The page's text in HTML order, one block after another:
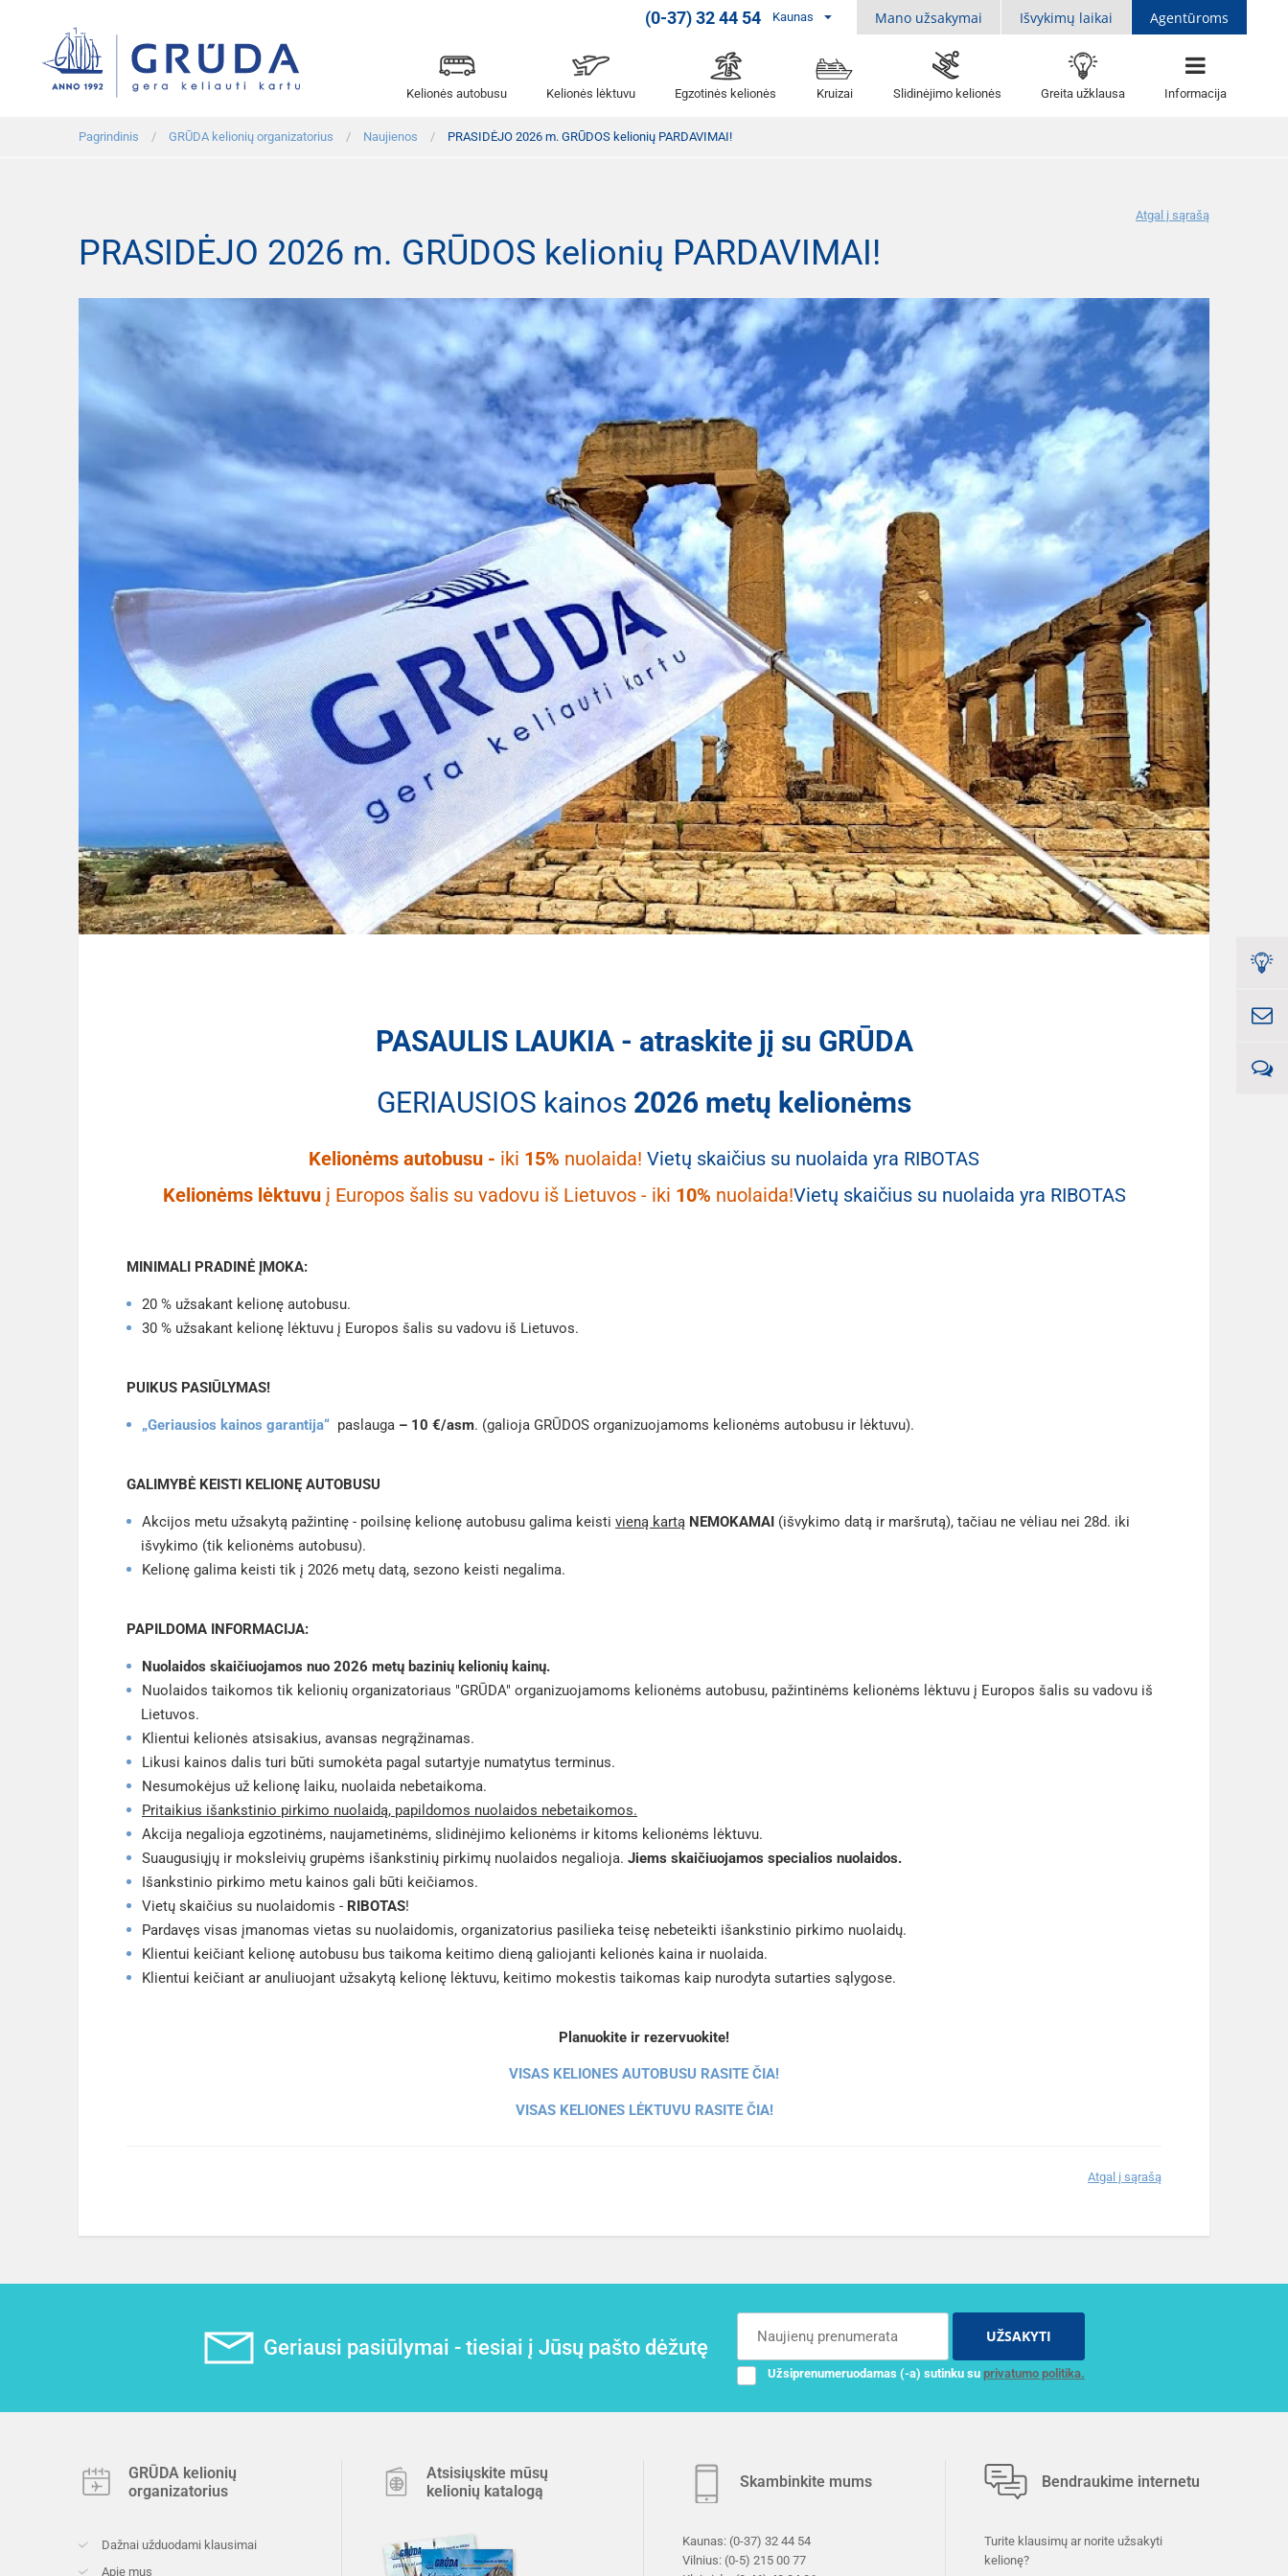
(0-37) 32 44 54 Kaunas Mano užsakymai Išvykimų laikai Agentūroms
Kelionės autobusu Kelionės lėktuvu Egzotinės kelionės Kruizai Slidinėjimo kelionės Greita užklausa Informacija
Pagrindinis GRŪDA kelionių organizatorius Naujienos PRASIDĖJO 2026 m. GRŪDOS kelionių PARDAVIMAI!
Atgal į sąrašą
PRASIDĖJO 2026 m. GRŪDOS kelionių PARDAVIMAI!
PASAULIS LAUKIA - atraskite jį su GRŪDA
GERIAUSIOS kainos 2026 metų kelionėms
Kelionėms autobusu - iki 15% nuolaida! Vietų skaičius su nuolaida yra RIBOTAS
Kelionėms lėktuvu į Europos šalis su vadovu iš Lietuvos - iki 10% nuolaida!Vietų skaičius su nuolaida yra RIBOTAS
MINIMALI PRADINĖ ĮMOKA:
20 % užsakant kelionę autobusu.
30 % užsakant kelionę lėktuvu į Europos šalis su vadovu iš Lietuvos.
PUIKUS PASIŪLYMAS!
„Geriausios kainos garantija“ paslauga – 10 €/asm. (galioja GRŪDOS organizuojamoms kelionėms autobusu ir lėktuvu).
GALIMYBĖ KEISTI KELIONĘ AUTOBUSU
Akcijos metu užsakytą pažintinę - poilsinę kelionę autobusu galima keisti vieną kartą NEMOKAMAI (išvykimo datą ir maršrutą), tačiau ne vėliau nei 28d. iki
išvykimo (tik kelionėms autobusu).
Kelionę galima keisti tik į 2026 metų datą, sezono keisti negalima.
PAPILDOMA INFORMACIJA:
Nuolaidos skaičiuojamos nuo 2026 metų bazinių kelionių kainų.
Nuolaidos taikomos tik kelionių organizatoriaus "GRŪDA" organizuojamoms kelionėms autobusu, pažintinėms kelionėms lėktuvu į Europos šalis su vadovu iš
Lietuvos.
Klientui kelionės atsisakius, avansas negrąžinamas.
Likusi kainos dalis turi būti sumokėta pagal sutartyje numatytus terminus.
Nesumokėjus už kelionę laiku, nuolaida nebetaikoma.
Pritaikius išankstinio pirkimo nuolaidą, papildomos nuolaidos nebetaikomos.
Akcija negalioja egzotinėms, naujametinėms, slidinėjimo kelionėms ir kitoms kelionėms lėktuvu.
Suaugusiųjų ir moksleivių grupėms išankstinių pirkimų nuolaidos negalioja. Jiems skaičiuojamos specialios nuolaidos.
Išankstinio pirkimo metu kainos gali būti keičiamos.
Vietų skaičius su nuolaidomis - RIBOTAS!
Pardavęs visas įmanomas vietas su nuolaidomis, organizatorius pasilieka teisę nebeteikti išankstinio pirkimo nuolaidų.
Klientui keičiant kelionę autobusu bus taikoma keitimo dieną galiojanti kelionės kaina ir nuolaida.
Klientui keičiant ar anuliuojant užsakytą kelionę lėktuvu, keitimo mokestis taikomas kaip nurodyta sutarties sąlygose.
Planuokite ir rezervuokite!
VISAS KELIONES AUTOBUSU RASITE ČIA!
VISAS KELIONES LĖKTUVU RASITE ČIA!
Atgal į sąrašą
Geriausi pasiūlymai - tiesiai į Jūsų pašto dėžutę UŽSAKYTI
Užsiprenumeruodamas (-a) sutinku su privatumo politika.
GRŪDA kelionių
organizatorius
Dažnai užduodami klausimai
Apie mus
Atsisiųskite mūsų
kelionių katalogą
Skambinkite mums
Kaunas: (0-37) 32 44 54
Vilnius: (0-5) 215 00 77
Bendraukime internetu
Turite klausimų ar norite užsakyti
kelionę?